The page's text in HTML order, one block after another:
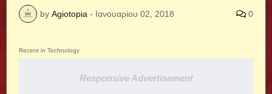
by Agiotopia - Ιανουαρίου 02, 2018 0
Recent in Technology
Responsive Advertisement